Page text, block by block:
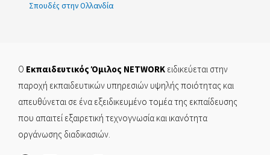
Σπουδές στην Ολλανδία
Ο Εκπαιδευτικός Όμιλος NETWORK ειδικεύεται στην
παροχή εκπαιδευτικών υπηρεσιών υψηλής ποιότητας και
απευθύνεται σε ένα εξειδικευμένο τομέα της εκπαίδευσης
που απαιτεί εξαιρετική τεχνογνωσία και ικανότητα
οργάνωσης διαδικασιών.